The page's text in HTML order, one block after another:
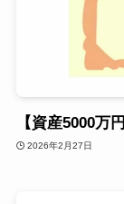
【資産5000万
2026年2月27日